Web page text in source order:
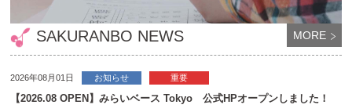
SAKURANBO NEWS MORE
2026年08月01日 お知らせ 重要
【2026.08 OPEN】みらいベース Tokyo 公式HPオープンしました！